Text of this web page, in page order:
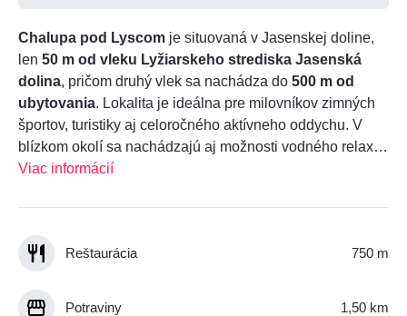
Chalupa pod Lyscom je situovaná v Jasenskej doline,
len 50 m od vleku Lyžiarskeho strediska Jasenská
dolina, pričom druhý vlek sa nachádza do 500 m od
ubytovania. Lokalita je ideálna pre milovníkov zimných
športov, turistiky aj celoročného aktívneho oddychu. V
blízkom okolí sa nachádzajú aj možnosti vodného relaxu,
akoplaváreň a kúpalisko Sunny Martin, Kúpalisko
Teplice.
Viac informácií
Reštaurácia 750 m
Potraviny 1,50 km